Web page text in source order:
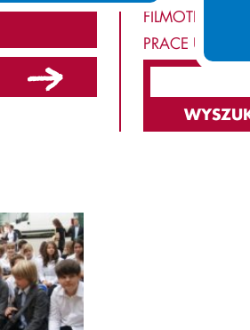
2007/2008
FILMOTEKA
PRACE